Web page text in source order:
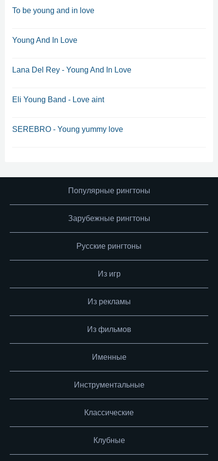
To be young and in love
Young And In Love
Lana Del Rey - Young And In Love
Eli Young Band - Love aint
SEREBRO - Young yummy love
Популярные рингтоны
Зарубежные рингтоны
Русские рингтоны
Из игр
Из рекламы
Из фильмов
Именные
Инструментальные
Классические
Клубные